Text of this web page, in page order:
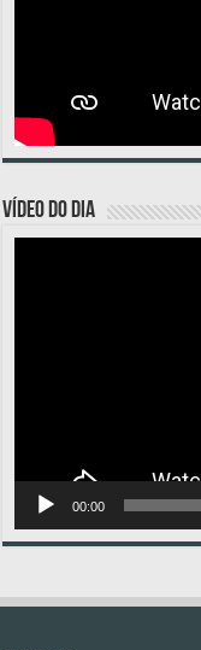
VÍDEO DO DIA
00:00